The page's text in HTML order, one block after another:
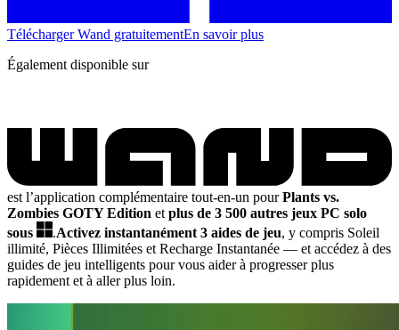
Télécharger Wand gratuitementEn savoir plus
Également disponible sur
est l’application complémentaire tout-en-un pourPlants vs.
Zombies GOTY Edition et plus de 3 500 autres jeux PC solo
sous
.Activez instantanément 3 aides de jeu, y compris Soleil
illimité, Pièces Illimitées et Recharge Instantanée — et accédez à des
guides de jeu intelligents pour vous aider à progresser plus
rapidement et à aller plus loin.